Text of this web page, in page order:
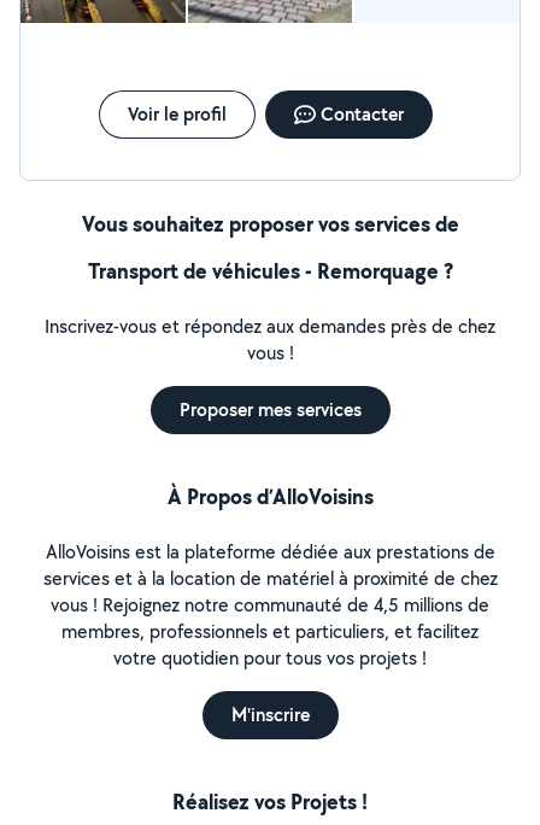
Voir le profil Contacter
Vous souhaitez proposer vos services de
Transport de véhicules - Remorquage ?
Inscrivez-vous et répondez aux demandes près de chez
vous !
Proposer mes services
À Propos d’AlloVoisins
AlloVoisins est la plateforme dédiée aux prestations de
services et à la location de matériel à proximité de chez
vous ! Rejoignez notre communauté de 4,5 millions de
membres, professionnels et particuliers, et facilitez
votre quotidien pour tous vos projets !
M'inscrire
Réalisez vos Projets !